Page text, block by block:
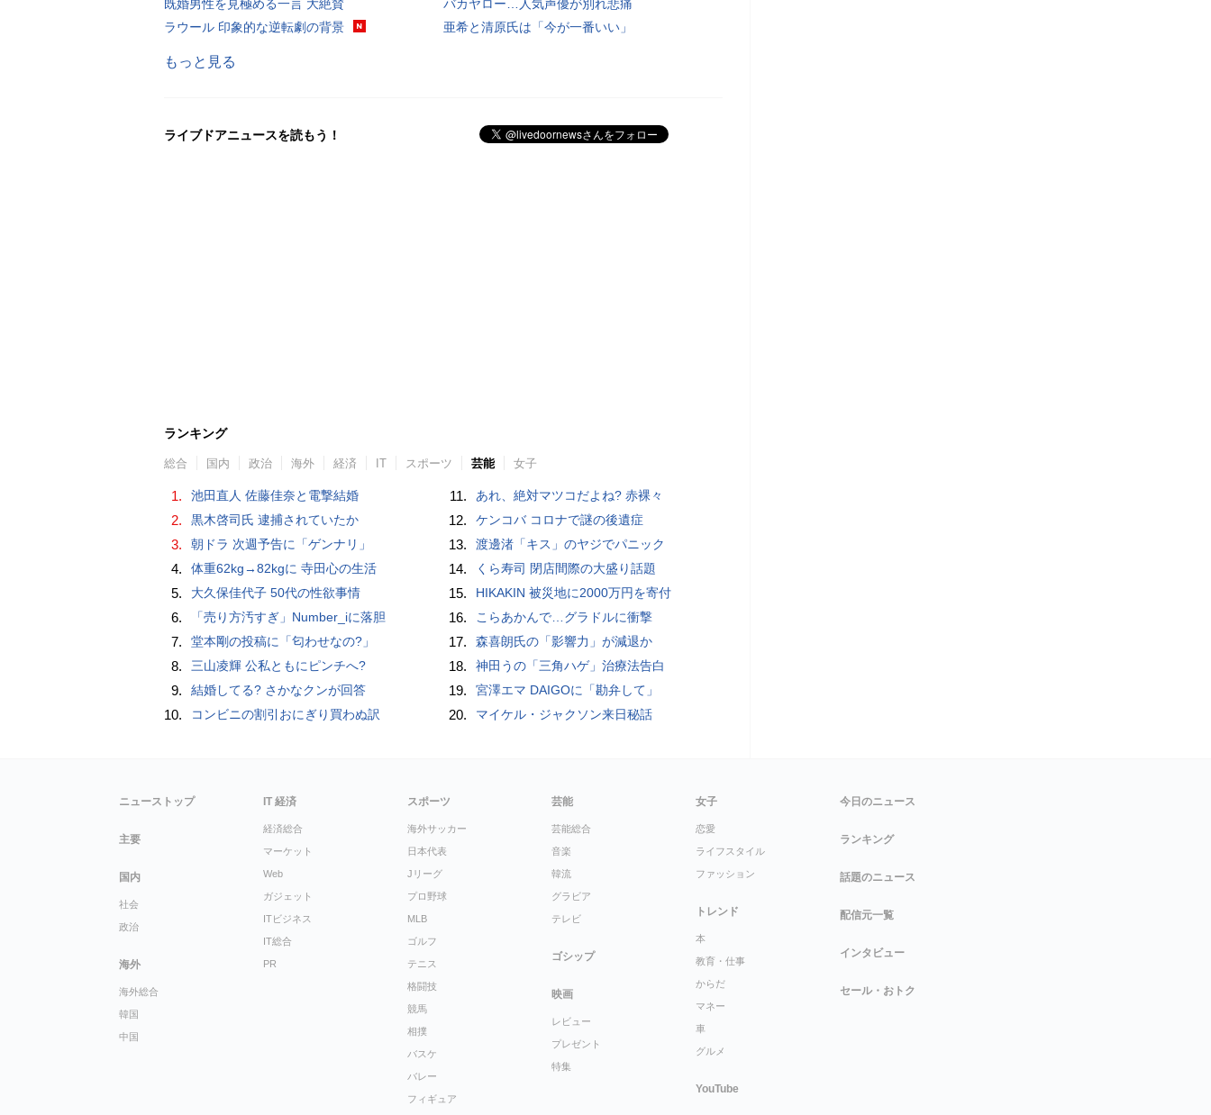
既婚男性を見極める一言 大絶賛
ラウール 印象的な逆転劇の背景
バカヤロー…人気声優が別れ悲痛
亜希と清原氏は「今が一番いい」
もっと見る
ライブドアニュースを読もう！
ランキング
総合 国内 政治 海外 経済 IT スポーツ 芸能 女子
1. 池田直人 佐藤佳奈と電撃結婚
2. 黒木啓司氏 逮捕されていたか
3. 朝ドラ 次週予告に「ゲンナリ」
4. 体重62kg→82kgに 寺田心の生活
5. 大久保佳代子 50代の性欲事情
6. 「売り方汚すぎ」Number_iに落胆
7. 堂本剛の投稿に「匂わせなの?」
8. 三山凌輝 公私ともにピンチへ?
9. 結婚してる? さかなクンが回答
10. コンビニの割引おにぎり買わぬ訳
11. あれ、絶対マツコだよね? 赤裸々
12. ケンコバ コロナで謎の後遺症
13. 渡邊渚「キス」のヤジでパニック
14. くら寿司 閉店間際の大盛り話題
15. HIKAKIN 被災地に2000万円を寄付
16. こらあかんで…グラドルに衝撃
17. 森喜朗氏の「影響力」が減退か
18. 神田うの「三角ハゲ」治療法告白
19. 宮澤エマ DAIGOに「勘弁して」
20. マイケル・ジャクソン来日秘話
ニューストップ
主要
国内
社会
政治
海外
海外総合
韓国
中国
IT 経済
経済総合
マーケット
Web
ガジェット
ITビジネス
IT総合
PR
スポーツ
海外サッカー
日本代表
Jリーグ
プロ野球
MLB
ゴルフ
テニス
格闘技
競馬
相撲
バスケ
バレー
フィギュア
芸能
芸能総合
音楽
韓流
グラビア
テレビ
ゴシップ
映画
レビュー
プレゼント
特集
女子
恋愛
ライフスタイル
ファッション
トレンド
本
教育・仕事
からだ
マネー
車
グルメ
YouTube
今日のニュース
ランキング
話題のニュース
配信元一覧
インタビュー
セール・おトク